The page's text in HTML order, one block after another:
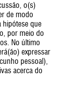
o(s)
de modo
hipótese que
por meio do
No último
expressar
pessoal),
acerca do